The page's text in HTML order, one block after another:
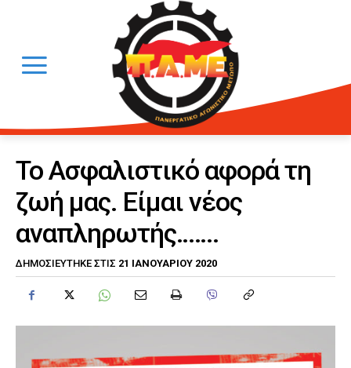
Το Ασφαλιστικό αφορά τη
ζωή μας. Είμαι νέος
αναπληρωτής…….
ΔΗΜΟΣΙΕΎΤΗΚΕ ΣΤΙΣ 21 ΙΑΝΟΥΑΡΊΟΥ 2020